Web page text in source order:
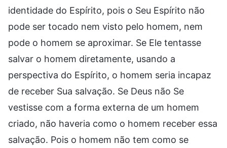
identidade do Espírito, pois o Seu Espírito não
pode ser tocado nem visto pelo homem, nem
pode o homem se aproximar. Se Ele tentasse
salvar o homem diretamente, usando a
perspectiva do Espírito, o homem seria incapaz
de receber Sua salvação. Se Deus não Se
vestisse com a forma externa de um homem
criado, não haveria como o homem receber essa
salvação. Pois o homem não tem como se